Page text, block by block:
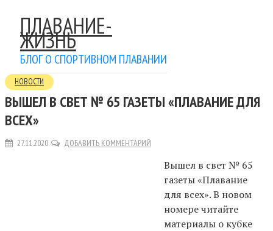
ПЛАВАНИЕ-
ЖИЗНЬ
БЛОГ О СПОРТИВНОМ ПЛАВАНИИ
НОВОСТИ
ВЫШЕЛ В СВЕТ № 65 ГАЗЕТЫ «ПЛАВАНИЕ ДЛЯ
ВСЕХ»
27.11.2020 ДОБАВИТЬ КОММЕНТАРИЙ
Вышел в свет № 65
газеты «Плавание
для всех». В новом
номере читайте
материалы о кубке